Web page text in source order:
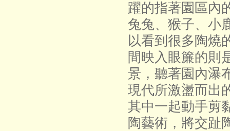
躍的指著園區內
兔兔、猴子、小
以看到很多陶燒
間映入眼簾的則
景，聽著園內瀑
現代所激盪而出
其中一起動手剪
陶藝術，將交趾